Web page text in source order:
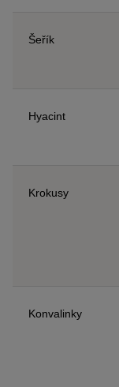
Šeřík
Hyacint
Krokusy
Konvalinky